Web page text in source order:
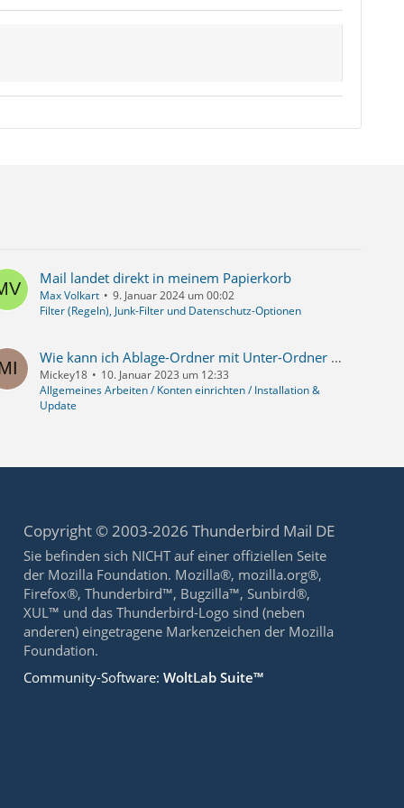
Mail landet direkt in meinem Papierkorb
Max Volkart
9. Januar 2024 um 00:02
Filter (Regeln), Junk-Filter und Datenschutz-Optionen
Wie kann ich Ablage-Ordner mit Unter-Ordner anlegen?
Mickey18
10. Januar 2023 um 12:33
Allgemeines Arbeiten / Konten einrichten / Installation &
Update
Copyright © 2003-2026 Thunderbird Mail DE
Sie befinden sich NICHT auf einer offiziellen Seite
der Mozilla Foundation. Mozilla®, mozilla.org®,
Firefox®, Thunderbird™, Bugzilla™, Sunbird®,
XUL™ und das Thunderbird-Logo sind (neben
anderen) eingetragene Markenzeichen der Mozilla
Foundation.
Community-Software:WoltLab Suite™